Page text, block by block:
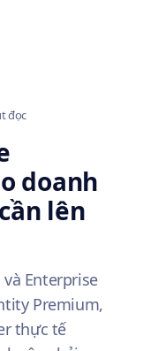
đọc
doanh
lên
Enterprise
Premium,
thực tế